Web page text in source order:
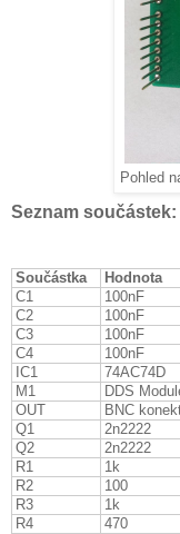
Pohled
Seznam součástek:
Součástka
Hodnota
C1
100nF
C2
100nF
C3
100nF
C4
100nF
IC1
74AC74D
M1
DDS
OUT
BNC
Q1
2n2222
Q2
2n2222
R1
1k
R2
100
R3
1k
R4
470